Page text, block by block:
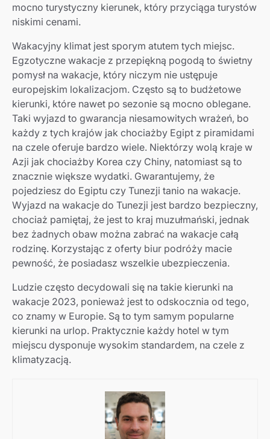
mocno turystyczny kierunek, który przyciąga turystów
niskimi cenami.
Wakacyjny klimat jest sporym atutem tych miejsc.
Egzotyczne wakacje z przepiękną pogodą to świetny
pomysł na wakacje, który niczym nie ustępuje
europejskim lokalizacjom. Często są to budżetowe
kierunki, które nawet po sezonie są mocno oblegane.
Taki wyjazd to gwarancja niesamowitych wrażeń, bo
każdy z tych krajów jak chociażby Egipt z piramidami
na czele oferuje bardzo wiele. Niektórzy wolą kraje w
Azji jak chociażby Korea czy Chiny, natomiast są to
znacznie większe wydatki. Gwarantujemy, że
pojedziesz do Egiptu czy Tunezji tanio na wakacje.
Wyjazd na wakacje do Tunezji jest bardzo bezpieczny,
chociaż pamiętaj, że jest to kraj muzułmański, jednak
bez żadnych obaw można zabrać na wakacje całą
rodzinę. Korzystając z oferty biur podróży macie
pewność, że posiadasz wszelkie ubezpieczenia.
Ludzie często decydowali się na takie kierunki na
wakacje 2023, ponieważ jest to odskocznia od tego,
co znamy w Europie. Są to tym samym popularne
kierunki na urlop. Praktycznie każdy hotel w tym
miejscu dysponuje wysokim standardem, na czele z
klimatyzacją.